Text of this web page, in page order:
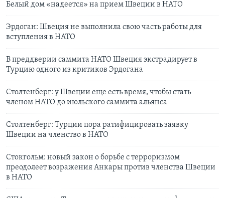
Белый дом «надеется» на прием Швеции в НАТО
Эрдоган: Швеция не выполнила свою часть работы для
вступления в НАТО
В преддверии саммита НАТО Швеция экстрадирует в
Турцию одного из критиков Эрдогана
Столтенберг: у Швеции еще есть время, чтобы стать
членом НАТО до июльского саммита альянса
Столтенберг: Турции пора ратифицировать заявку
Швеции на членство в НАТО
Стокгольм: новый закон о борьбе с терроризмом
преодолеет возражения Анкары против членства Швеции
в НАТО